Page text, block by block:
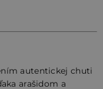
autentickej chuti
arašidom a